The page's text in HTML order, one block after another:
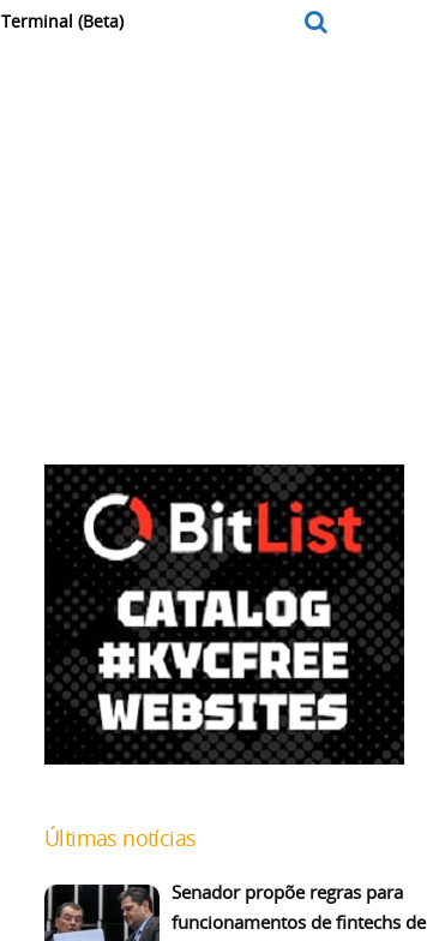
Terminal (Beta)
Últimas notícias
Senador propõe regras para
funcionamentos de fintechs de